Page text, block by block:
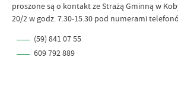
proszone są o kontakt ze Strażą Gminną w
20/2 w godz. 7.30-15.30 pod numerami
(59) 841 07 55
609 792 889